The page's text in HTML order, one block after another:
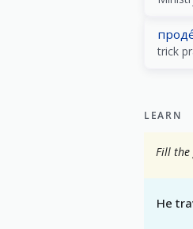
trick
LEARN
Fill
He